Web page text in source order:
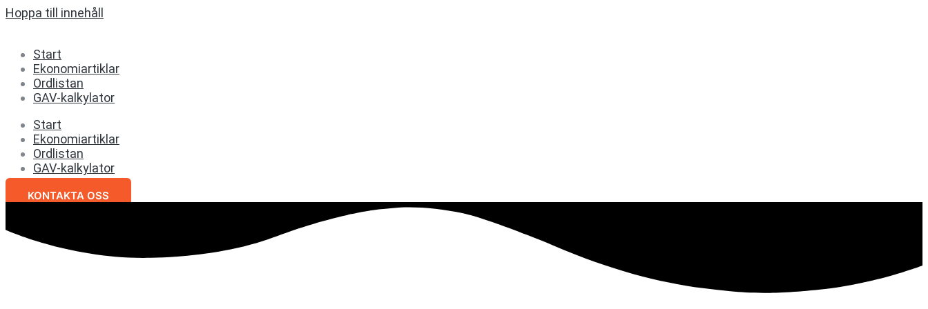
Hoppa till innehåll
Start
Ekonomiartiklar
Ordlistan
GAV-kalkylator
Start
Ekonomiartiklar
Ordlistan
GAV-kalkylator
KONTAKTA OSS